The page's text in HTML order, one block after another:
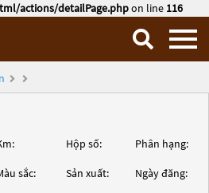
actions/detailPage.phpon line 116
Hộp số: Phân hạng:
sắc: Sản xuất: Ngày đăng: